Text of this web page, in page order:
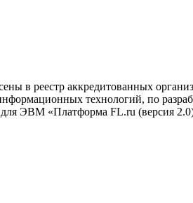
в реестр аккредитованных
технологий, по
ЭВМ «Платформа FL.ru (версия